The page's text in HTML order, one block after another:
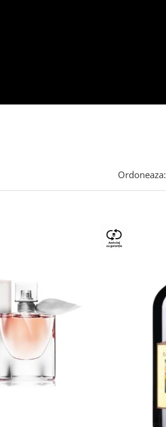
Ordoneaza: